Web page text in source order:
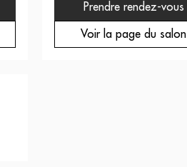
Prendre rendez-vous
Voir la page du salon